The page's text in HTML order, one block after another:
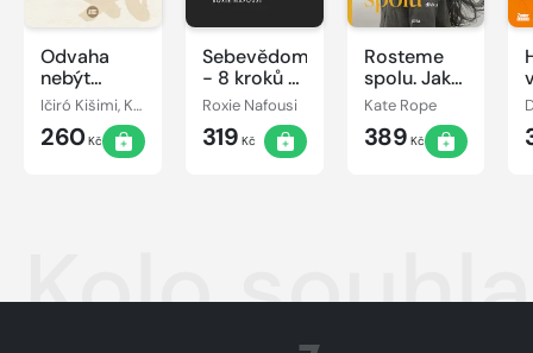
Odvaha
nebýt
oblíbený
Ičiró Kišimi, Koga Fumitake
260Kč
Sebevědomí
- 8 kroků k
poznání
vlastní
hodnoty
Roxie Nafousi
319 Kč
Rosteme
spolu. Jak
vychovat
sebevědomou
dívku
Kate Rope
389 Kč
Kolo